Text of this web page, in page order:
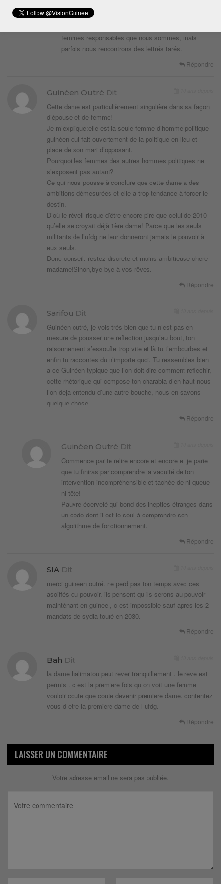
esprimés, partagé, se contredire, des fois arrivé a
femmes responsables que nous sommes, mais
parfois nous rencontrons des lettrés tarés.
Répondre
Guinéen Outré Dit
Cette dame est particulièrement singulière dans sa façon
d’épouse et de femme!
Je m’explique:elle est la seule femme d’homme politique
guinéen qui fait ouvertement de la politique en lieu et
place de son mari d’opposant.
Pourquoi les femmes des autres hommes politiques ne
s’exposent pas autant?
Ce qui nous pousse à conclure que cette dame a des
ambitions démesurées et elle a trop tendance à forcer le
destin.
D’où le réveil risque d’être encore pire que celui de 2010
qu’elle se croyait déjà 1ère dame! Parce que les seuls
militants de l’ufdg ne leur donneront jamais le pouvoir à
eux seuls.
Donc conseil: restez discrete et moins ambitieuse chere
madame!Sinon,bye bye à vos rêves.
Répondre
Sarifou Dit
Guinéen outré, je vois trés bien que tu n’est pas en
mesure de pousser une reflection jusqu’au bout, ton
raisonnement s’essoufle trop vite et là tu t’embourbes et
enfin tu raccontes du n’importe quoi. Tu ressembles bien
a ce Guinéen typique que l’on doit dire comment reflechir,
cette rhétorique qui compose ton charabia d’en haut nous
l’on deja entendu d’une autre bouche, nous en savons
quelque chose.
Répondre
Guinéen Outré Dit
Commence par te relire encore et encore et je parie
que tu finiras par comprendre la vacuité de ton
intervention incompréhensible et tachée de ni queue
ni tête!
Pauvre écervelé qui bond des inepties étranges dans
un code dont il est le seul à comprendre son
algorithme de fonctionnement.
Répondre
SIA Dit
merci guineen outré. ne perd pas ton temps avec ces
asoiffés du pouvoir. ils pensent qu ils serons au pouvoir
mainténant en guinee , c est impossible sauf apres les 2
mandats de sydia touré en 2030.
Répondre
Bah Dit
la dame halimatou peut rever tranquillement . le reve est
permis . c est la premiere fois qu on voit une femme
vouloir coute que coute devenir premiere dame. contentez
vous d etre la premiere dame de l ufdg.
Répondre
LAISSER UN COMMENTAIRE
Votre adresse email ne sera pas publiée.